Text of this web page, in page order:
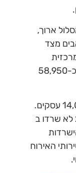
ארוך,
מצד
לסטטיסטיקה בשנת 2019 נפתחו כ-58,950
עסקים, כלומר נוספו למשק כ-14,000 עסקים.
כ 12% מהעסקים שנפתחו ב 2018 לא שרדו ב
האירוח